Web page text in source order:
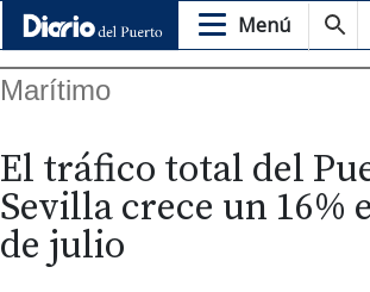
Menú
Marítimo
El tráfico total del
Sevilla crece un 16%
de julio